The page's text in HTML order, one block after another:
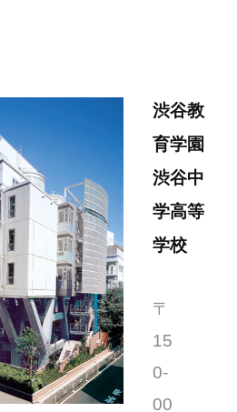
渋谷教
育学園
渋谷中
学高等
学校
〒
15
0-
00